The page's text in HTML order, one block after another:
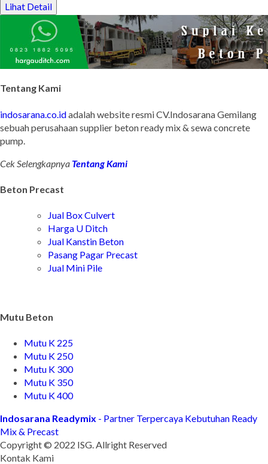
Lihat Detail
Tentang Kami
indosarana.co.idadalah website resmi CV.Indosarana Gemilang
sebuah perusahaan supplier beton ready mix & sewa concrete
pump.
Cek Selengkapnya Tentang Kami
Beton Precast
Jual Box Culvert
Harga U Ditch
Jual Kanstin Beton
Pasang Pagar Precast
Jual Mini Pile
Mutu Beton
Mutu K 225
Mutu K 250
Mutu K 300
Mutu K 350
Mutu K 400
Indosarana Readymix - Partner Terpercaya Kebutuhan Ready
Mix & Precast
Copyright © 2022 ISG. Allright Reserved
Kontak Kami